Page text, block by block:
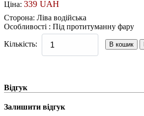
Ціна: 339 UAH
Сторона: Ліва водійська
Особливості : Під протитуманну фару
Кількість:
Відгук
Залишити відгук